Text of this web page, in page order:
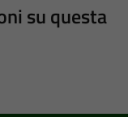
su questa